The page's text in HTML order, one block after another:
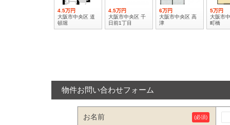
4.5万円
大阪市中央区 道
頓堀
4.5万円
大阪市中央区 千
日前1丁目
6万円
大阪市中央区 高
津
5万円
大阪市
町橋
物件お問い合わせフォーム
お名前 (必須)